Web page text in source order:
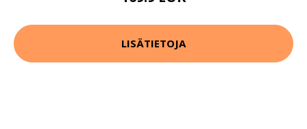
LISÄTIETOJA